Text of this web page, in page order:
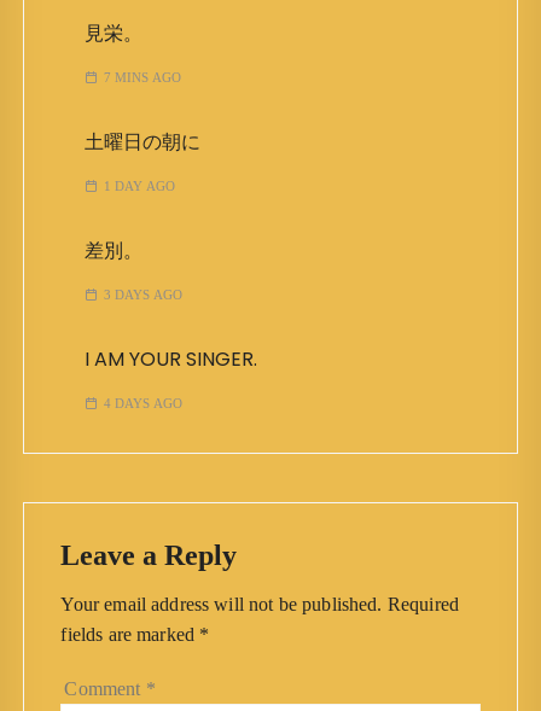
見栄。
7 MINS AGO
土曜日の朝に
1 DAY AGO
差別。
3 DAYS AGO
I AM YOUR SINGER.
4 DAYS AGO
Leave a Reply
Your email address will not be published. Required
fields are marked *
Comment *